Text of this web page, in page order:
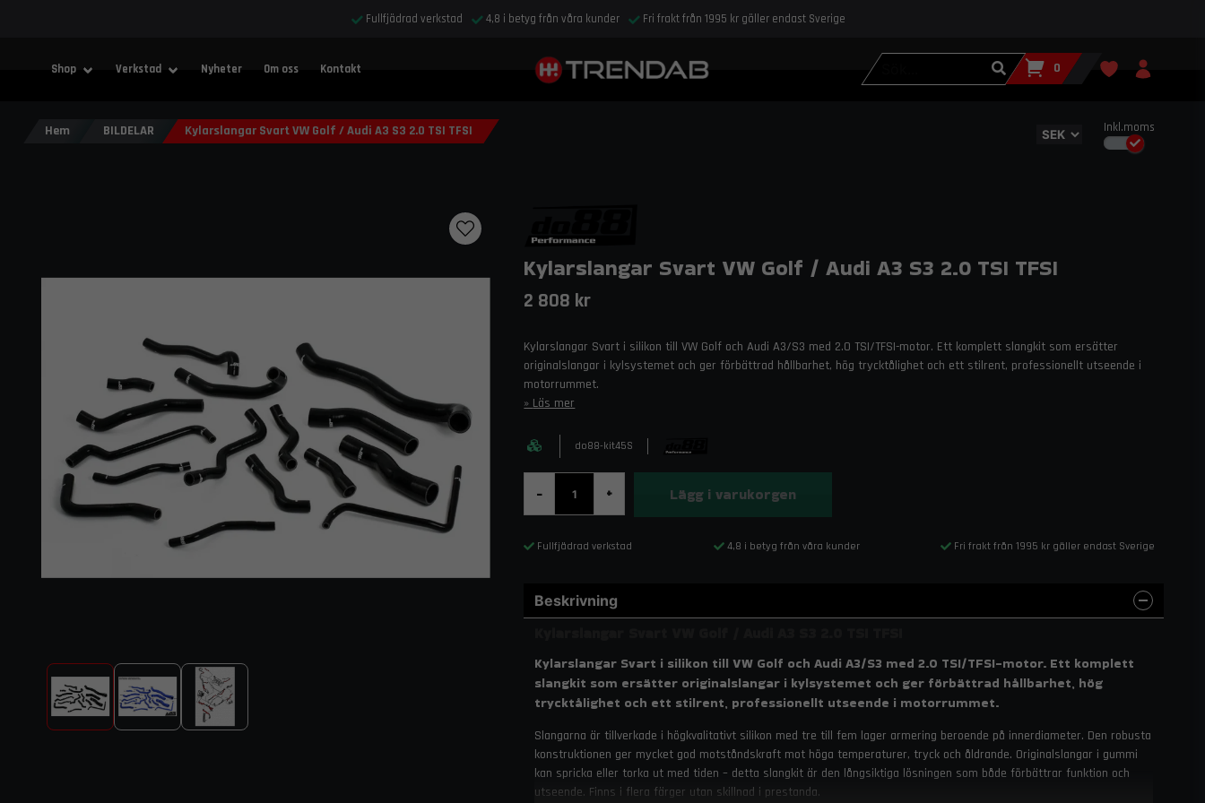
Fullfjädrad verkstad 4,8 i betyg från våra kunder Fri frakt från 1995 kr gäller endast Sverige
Inkl.moms
Shop Verkstad Nyheter Om oss Kontakt 0
Hem BILDELAR Kylarslangar Svart VW Golf / Audi A3 S3 2.0 TSI TFSI
Kylarslangar Svart VW Golf / Audi A3 S3 2.0 TSI TFSI
2 808 kr
Kylarslangar Svart i silikon till VW Golf och Audi A3/S3 med 2.0 TSI/TFSI-motor. Ett komplett slangkit som ersätter
originalslangar i kylsystemet och ger förbättrad hållbarhet, hög trycktålighet och ett stilrent, professionellt utseende i
motorrummet.
Läs mer
do88-kit45S
- + Lägg i varukorgen
Fullfjädrad verkstad 4,8 i betyg från våra kunder Fri frakt från 1995 kr gäller endast Sverige
Beskrivning
Kylarslangar Svart i silikon till VW Golf och Audi A3/S3 med 2.0 TSI/TFSI-motor. Ett komplett
slangkit som ersätter originalslangar i kylsystemet och ger förbättrad hållbarhet, hög
trycktålighet och ett stilrent, professionellt utseende i motorrummet.
Slangarna är tillverkade i högkvalitativt silikon med tre till fem lager armering beroende på innerdiameter. Den robusta
konstruktionen ger mycket god motståndskraft mot höga temperaturer, tryck och åldrande. Originalslangar i gummi
kan spricka eller torka ut med tiden – detta slangkit är den långsiktiga lösningen som både förbättrar funktion och
utseende. Finns i flera färger utan skillnad i prestanda.